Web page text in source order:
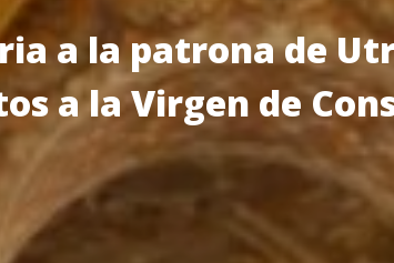
a la patrona de
a la Virgen de